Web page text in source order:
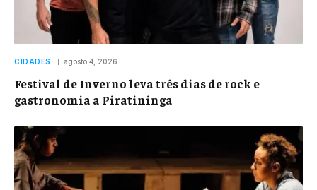
CIDADES agosto 4, 2026
Festival de Inverno leva três dias de rock e
gastronomia a Piratininga